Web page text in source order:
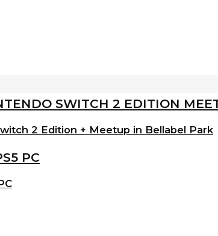
2 Edition + Meetup in Bellabel Park